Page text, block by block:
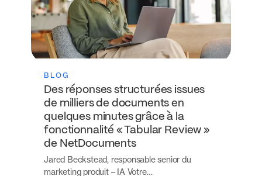
BLOG
Des réponses structurées issues
de milliers de documents en
quelques minutes grâce à la
fonctionnalité « Tabular Review »
de NetDocuments
Jared Beckstead, responsable senior du
marketing produit – IA Votre…